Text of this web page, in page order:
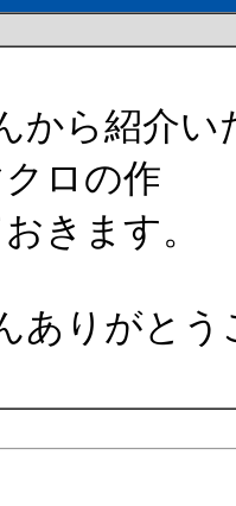
から紹介い
ロの作
きます。
ありがとう